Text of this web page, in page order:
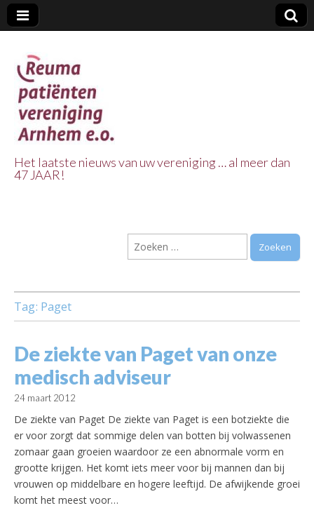
Vereniging
Arnhem e.o.
Het laatste nieuws van uw vereniging … al meer dan
47 JAAR!
Zoeken
naar:
Tag: Paget
De ziekte van Paget van onze
medisch adviseur
24 maart 2012
De ziekte van Paget De ziekte van Paget is een botziekte die
er voor zorgt dat sommige delen van botten bij volwassenen
zomaar gaan groeien waardoor ze een abnormale vorm en
grootte krijgen. Het komt iets meer voor bij mannen dan bij
vrouwen op middelbare en hogere leeftijd. De afwijkende groei
komt het meest voor…